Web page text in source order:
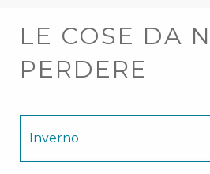
LE COSE DA
PERDERE
Inverno